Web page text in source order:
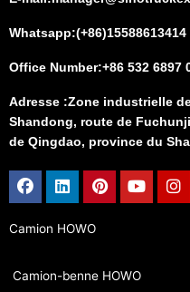
Whatsapp:(+86)15588613414
Office Number:+86 532 6897
Adresse :Zone industrielle
Shandong, route de
de Qingdao, province du
Facebook
LinkedinPinterest
Youtube
Camion HOWO
Camion-benne HOWO